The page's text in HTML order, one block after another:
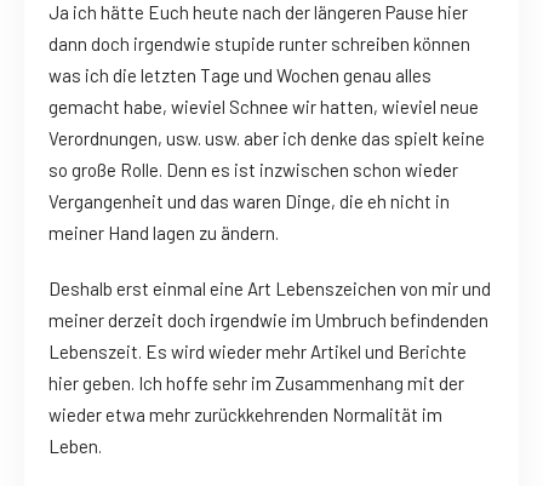
Ja ich hätte Euch heute nach der längeren Pause hier
dann doch irgendwie stupide runter schreiben können
was ich die letzten Tage und Wochen genau alles
gemacht habe, wieviel Schnee wir hatten, wieviel neue
Verordnungen, usw. usw. aber ich denke das spielt keine
so große Rolle. Denn es ist inzwischen schon wieder
Vergangenheit und das waren Dinge, die eh nicht in
meiner Hand lagen zu ändern.
Deshalb erst einmal eine Art Lebenszeichen von mir und
meiner derzeit doch irgendwie im Umbruch befindenden
Lebenszeit. Es wird wieder mehr Artikel und Berichte
hier geben. Ich hoffe sehr im Zusammenhang mit der
wieder etwa mehr zurückkehrenden Normalität im
Leben.